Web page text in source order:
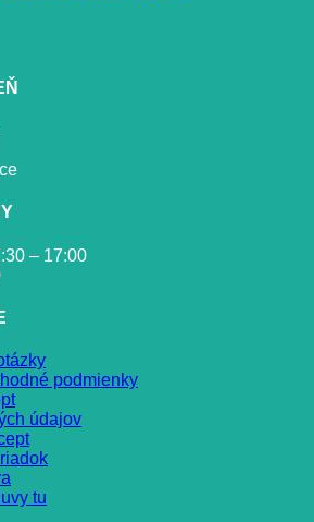
– 17:00
podmienky
údajov
tu